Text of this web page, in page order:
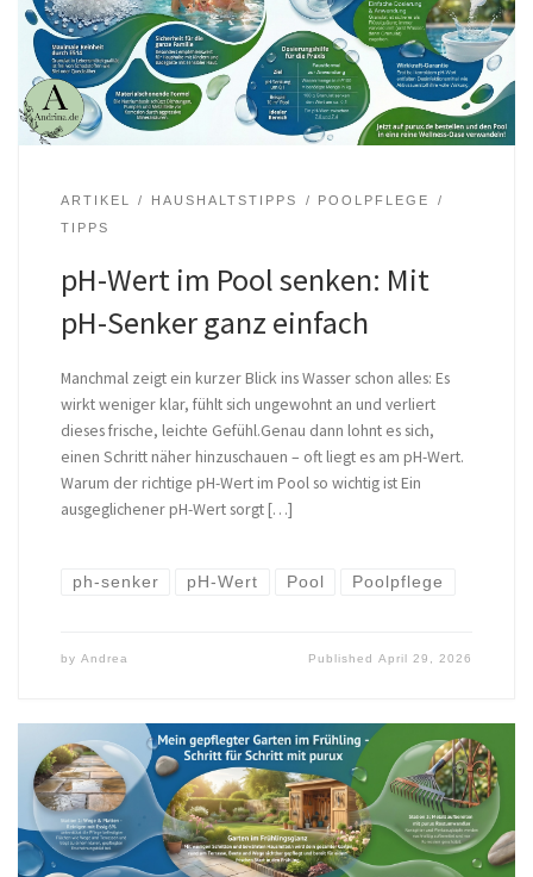
ARTIKEL HAUSHALTSTIPPS
POOLPFLEGE
TIPPS
pH-Wert im Pool senken: Mit
pH-Senker ganz einfach
Manchmal zeigt ein kurzer Blick ins Wasser schon alles: Es
wirkt weniger klar, fühlt sich ungewohnt an und verliert
dieses frische, leichte Gefühl.Genau dann lohnt es sich,
einen Schritt näher hinzuschauen – oft liegt es am pH-Wert.
Warum der richtige pH-Wert im Pool so wichtig ist Ein
ausgeglichener pH-Wert sorgt […]
ph-senker pH-Wert Pool Poolpflege
by Andrea PublishedApril 29, 2026